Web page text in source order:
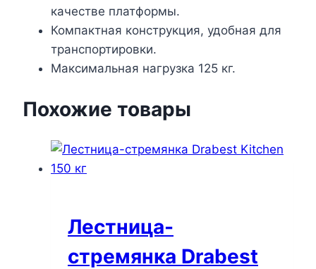
качестве платформы.
Компактная конструкция, удобная для
транспортировки.
Максимальная нагрузка 125 кг.
Похожие товары
Лестница-
стремянка Drabest